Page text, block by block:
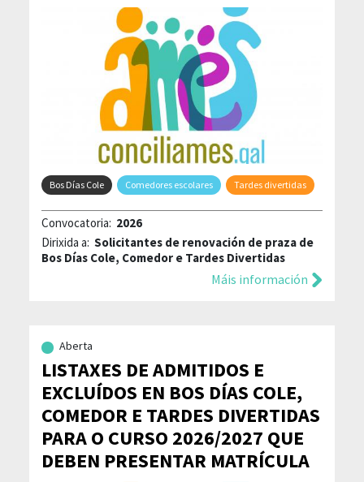
Bos Días Cole Comedores escolares Tardes divertidas
Convocatoria: 2026
Dirixida a: Solicitantes de renovación de praza de
Bos Días Cole, Comedor e Tardes Divertidas
Máis información
Aberta
LISTAXES DE ADMITIDOS E
EXCLUÍDOS EN BOS DÍAS COLE,
COMEDOR E TARDES DIVERTIDAS
PARA O CURSO 2026/2027 QUE
DEBEN PRESENTAR MATRÍCULA